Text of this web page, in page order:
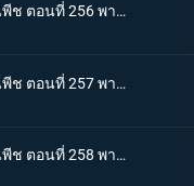
One piece วันพีช ตอนที่ 256 พากย์ไทย เข้าช่วยพวกพ้อง สายสัมพันธ์แห่งกำปั้นของผู้มีศัตรูร่วมกัน
One piece วันพีช ตอนที่ 257 พากย์ไทย ทลายคลื่น! ท่าผสานสุดยอดของลูฟี่และโซโล
One piece วันพีช ตอนที่ 258 พากย์ไทย ชายลึกลับปรากฏตัว! นามของเขาคือ โซเงคิง!